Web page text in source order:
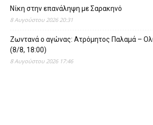
Νίκη στην επανάληψη με Σαρακηνό
8 Αυγούστου 2026 20:31
Ζωντανά ο αγώνας: Ατρόμητος Παλαμά –
(8/8, 18:00)
8 Αυγούστου 2026 17:46